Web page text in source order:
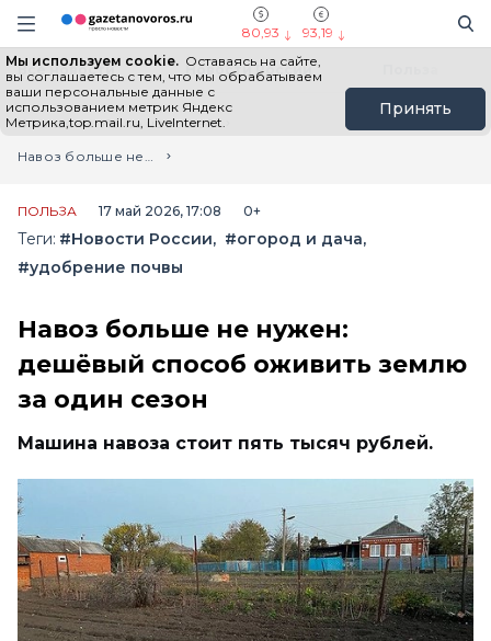
Информационный портал "ГазетаНоворос.ру"
Навигация сайта
80,93 93,19
Мы используем cookie. Оставаясь на сайте,
вы соглашаетесь с тем, что мы обрабатываем
ваши персональные данные с
использованием метрик Яндекс
Метрика,top.mail.ru, LiveInternet.
Принять
Все новости Новости России
Главная
Лента новостей
Навоз больше не нужен: дешёвый способ оживить землю за один сезон
ПОЛЬЗА 17 май 2026, 17:08 0+
Теги: #Новости России
#огород и дача
#удобрение почвы
Навоз больше не нужен:
дешёвый способ оживить землю
за один сезон
Машина навоза стоит пять тысяч рублей.